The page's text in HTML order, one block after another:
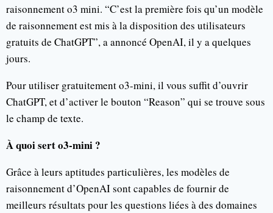
raisonnement o3 mini. “C’est la première fois qu’un modèle
de raisonnement est mis à la disposition des utilisateurs
gratuits de ChatGPT”, a annoncé OpenAI, il y a quelques
jours.
Pour utiliser gratuitement o3-mini, il vous suffit d’ouvrir
ChatGPT, et d’activer le bouton “Reason” qui se trouve sous
le champ de texte.
À quoi sert o3-mini ?
Grâce à leurs aptitudes particulières, les modèles de
raisonnement d’OpenAI sont capables de fournir de
meilleurs résultats pour les questions liées à des domaines